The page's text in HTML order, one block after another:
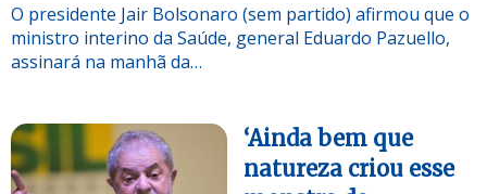
O presidente Jair Bolsonaro (sem partido) afirmou que o
ministro interino da Saúde, general Eduardo Pazuello,
assinará na manhã da…
‘Ainda bem que
natureza criou esse